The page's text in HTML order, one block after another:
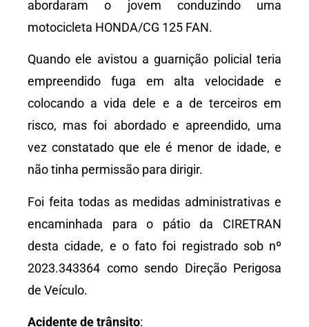
abordaram o jovem conduzindo uma
motocicleta HONDA/CG 125 FAN.
Quando ele avistou a guarnição policial teria
empreendido fuga em alta velocidade e
colocando a vida dele e a de terceiros em
risco, mas foi abordado e apreendido, uma
vez constatado que ele é menor de idade, e
não tinha permissão para dirigir.
Foi feita todas as medidas administrativas e
encaminhada para o pátio da CIRETRAN
desta cidade, e o fato foi registrado sob nº
2023.343364 como sendo Direção Perigosa
de Veículo.
Acidente de trânsito: